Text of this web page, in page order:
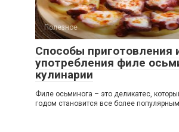
Полезное
Способы приготовления
употребления филе
кулинарии
Филе осьминога – это деликатес,
годом становится все более